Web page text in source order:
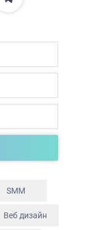
SММ
Веб дизайн